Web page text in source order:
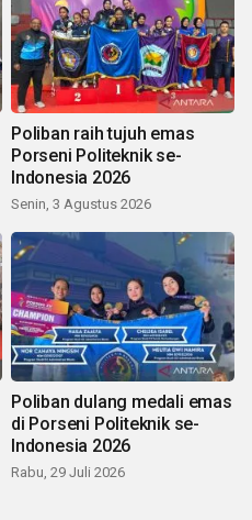
Poliban raih tujuh emas
Porseni Politeknik se-
Indonesia 2026
Senin, 3 Agustus 2026
Poliban dulang medali emas
di Porseni Politeknik se-
Indonesia 2026
Rabu, 29 Juli 2026